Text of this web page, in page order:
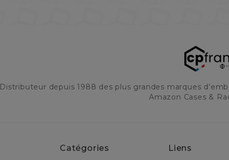
Distributeur depuis 1988 des plus grandes marques
Amazon Cases &
Catégories Liens